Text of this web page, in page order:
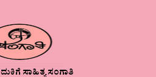
ಸಾಹಿತ್ಯ ಸಂಗಾತಿ